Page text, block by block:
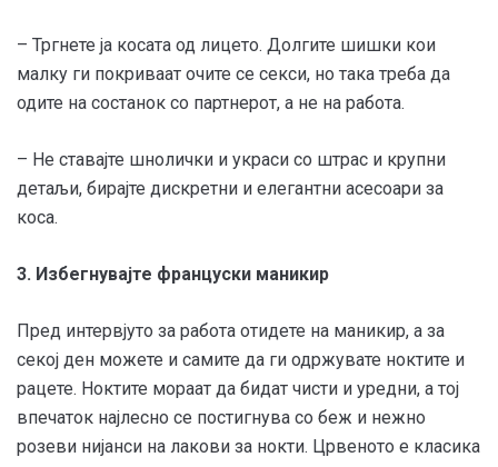
– Тргнете ја косата од лицето. Долгите шишки кои
малку ги покриваат очите се секси, но така треба да
одите на состанок со партнерот, а не на работа.
– Не ставајте шнолички и украси со штрас и крупни
детаљи, бирајте дискретни и елегантни асесоари за
коса.
3. Избегнувајте француски маникир
Пред интервјуто за работа отидете на маникир, а за
секој ден можете и самите да ги одржувате ноктите и
рацете. Ноктите мораат да бидат чисти и уредни, а тој
впечаток најлесно се постигнува со беж и нежно
розеви нијанси на лакови за нокти. Црвеното е класика